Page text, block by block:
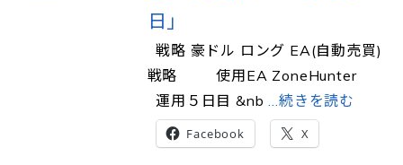
日」
戦略 豪ドル ロング EA(自動売買)
戦略 使用EA ZoneHunter
運用５日目 &nb …続きを読む
Facebook X